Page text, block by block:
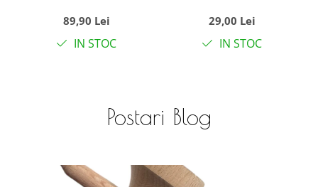
89,90 Lei
IN STOC
Transparenta, roz
29,00 Lei
IN STOC
Postari Blog